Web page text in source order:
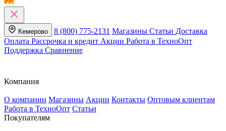
Кемерово 8 (800) 775-2131 Магазины Статьи Доставка
Оплата Рассрочка и кредит Акции Работа в ТехноОпт
Поддержка Сравнение
Компания
О компании Магазины Акции Контакты Оптовым клиентам
Работа в ТехноОпт Статьи
Покупателям